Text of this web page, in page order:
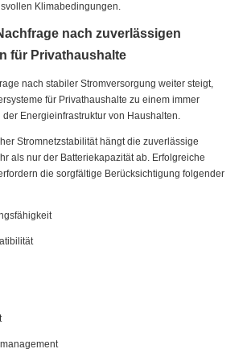
Klimabedingungen.
nach zuverlässigen
für Privathaushalte
nach stabiler Stromversorgung weiter steigt,
für Privathaushalte zu einem immer
Energieinfrastruktur von Haushalten.
Stromnetzstabilität hängt die zuverlässige
als nur der Batteriekapazität ab. Erfolgreiche
die sorgfältige Berücksichtigung folgender